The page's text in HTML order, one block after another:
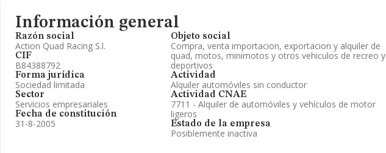
Información general
Razón social
Action Quad Racing S.l.
CIF
B84388792
Forma jurídica
Sociedad limitada
Sector
Servicios empresariales
Fecha de constitución
31-8-2005
Objeto social
Compra, venta importacion, exportacion y alquiler de
quad, motos, minimotos y otros vehiculos de recreo y
deportivos
Actividad
Alquiler automóviles sin conductor
Actividad CNAE
7711 - Alquiler de automóviles y vehículos de motor
ligeros
Estado de la empresa
Posiblemente inactiva